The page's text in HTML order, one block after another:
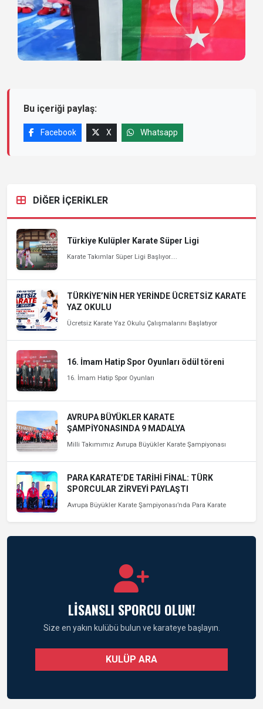
Bu içeriği paylaş:
Facebook X Whatsapp
DİĞER İÇERİKLER
Türkiye Kulüpler Karate Süper Ligi
Karate Takımlar Süper Ligi Başlıyor....
TÜRKİYE’NİN HER YERİNDE ÜCRETSİZ KARATE
YAZ OKULU
Ücretsiz Karate Yaz Okulu Çalışmalarını Başlatıyor
16. İmam Hatip Spor Oyunları ödül töreni
16. İmam Hatip Spor Oyunları
AVRUPA BÜYÜKLER KARATE
ŞAMPİYONASINDA 9 MADALYA
Milli Takımımız Avrupa Büyükler Karate Şampiyonası
PARA KARATE’DE TARİHİ FİNAL: TÜRK
SPORCULAR ZİRVEYİ PAYLAŞTI
Avrupa Büyükler Karate Şampiyonası’nda Para Karate
LİSANSLI SPORCU OLUN!
Size en yakın kulübü bulun ve karateye başlayın.
KULÜP ARA